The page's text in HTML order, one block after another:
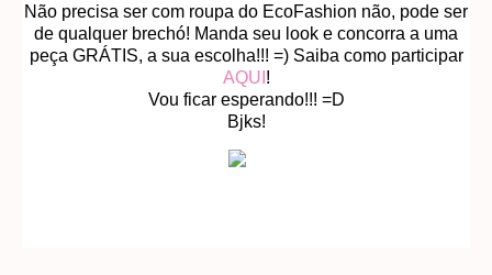
Não precisa ser com roupa do EcoFashion não, pode ser
de qualquer brechó! Manda seu look e concorra a uma
peça GRÁTIS, a sua escolha!!! =) Saiba como participar
AQUI !
Vou ficar esperando!!! =D
Bjks!